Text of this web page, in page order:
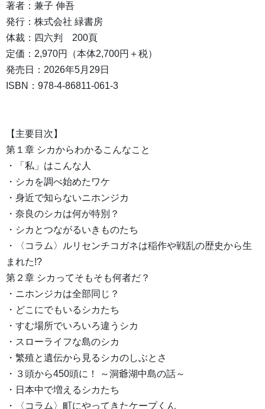
著者：兼子 伸吾
発行：株式会社 緑書房
体裁：四六判 200頁
定価：2,970円（本体2,700円＋税）
発売日：2026年5月29日
ISBN：978-4-86811-061-3
【主要目次】
第１章 シカからわかるこんなこと
・「私」はこんな人
・シカを調べ始めたワケ
・身近で知らないニホンジカ
・奈良のシカは何が特別？
・シカとつながるいきものたち
・〈コラム〉ルリセンチコガネは稲作や戦乱の歴史から生
まれた!?
第２章 シカってそもそも何者だ？
・ニホンジカは全部同じ？
・どこにでもいるシカたち
・すむ場所でいろいろ違うシカ
・スローライフな島のシカ
・繁殖と遺伝から見るシカのしぶとさ
・３頭から450頭に！ ～洞爺湖中島の話～
・日本中で増えるシカたち
・〈コラム〉町にやってきたケープくん